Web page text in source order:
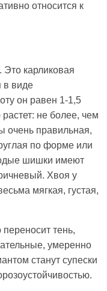
относится к
карликовая
в виде
он равен 1-1,5
не более, чем
очень правильная,
по форме или
шишки имеют
Хвоя у
мягкая, густая,
тень,
умеренно
станут супески